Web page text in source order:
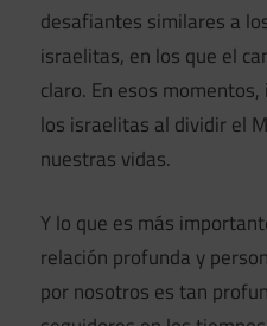
desafiantes similares a
israelitas, en los que el
claro. En esos
los israelitas al dividir el
nuestras vidas.
Y lo que es más
relación profunda y
por nosotros es tan